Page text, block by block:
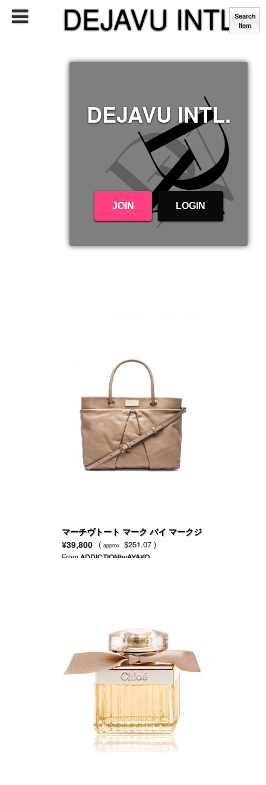
DEJAVU INTL.
DEJAVU INTL.
JOIN LOGIN
Search
Item
マーチヴトート マーク バイ マークジ
ェイコブス
¥39,800 ( approx. $251.07 )
From ADDICTIONbyAYAKO